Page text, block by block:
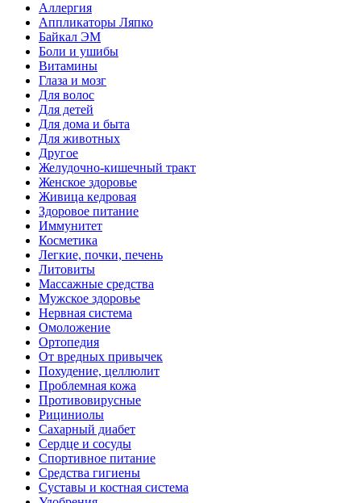
Аллергия
Аппликаторы Ляпко
Байкал ЭМ
Боли и ушибы
Витамины
Глаза и мозг
Для волос
Для детей
Для дома и быта
Для животных
Другое
Желудочно-кишечный тракт
Женское здоровье
Живица кедровая
Здоровое питание
Иммунитет
Косметика
Легкие, почки, печень
Литовиты
Массажные средства
Мужское здоровье
Нервная система
Омоложение
Ортопедия
От вредных привычек
Похудение, целлюлит
Проблемная кожа
Противовирусные
Рициниолы
Сахарный диабет
Сердце и сосуды
Спортивное питание
Средства гигиены
Суставы и костная система